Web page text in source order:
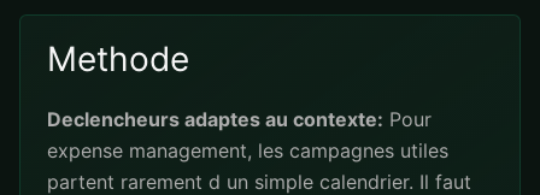
Methode
Declencheurs adaptes au contexte: Pour
expense management, les campagnes utiles
partent rarement d un simple calendrier. Il faut